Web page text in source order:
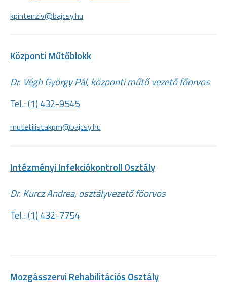
kpintenziv@bajcsy.hu
Központi Műtőblokk
Dr. Végh György Pál, központi műtő vezető főorvos
Tel.:(1) 432-9545
mutetilistakpm@bajcsy.hu
Intézményi Infekciókontroll Osztály
Dr. Kurcz Andrea, osztályvezető főorvos
Tel.:(1) 432-7754
Mozgásszervi Rehabilitációs Osztály